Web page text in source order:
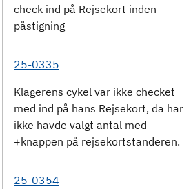
check ind på Rejsekort inden
påstigning
25-0335
Klagerens cykel var ikke checket
med ind på hans Rejsekort, da han
ikke havde valgt antal med
+knappen på rejsekortstanderen.
25-0354